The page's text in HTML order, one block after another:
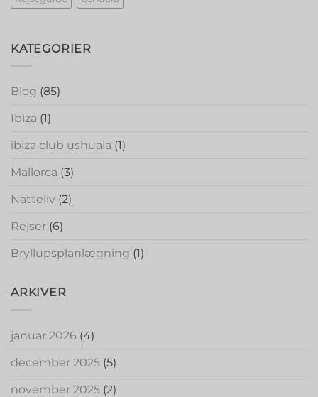
KATEGORIER
Blog (85)
Ibiza (1)
ibiza club ushuaia (1)
Mallorca (3)
Natteliv (2)
Rejser (6)
Bryllupsplanlægning (1)
ARKIVER
januar 2026 (4)
december 2025 (5)
november 2025 (2)